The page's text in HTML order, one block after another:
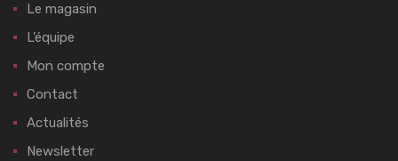
Le magasin
L’équipe
Mon compte
Contact
Actualités
Newsletter